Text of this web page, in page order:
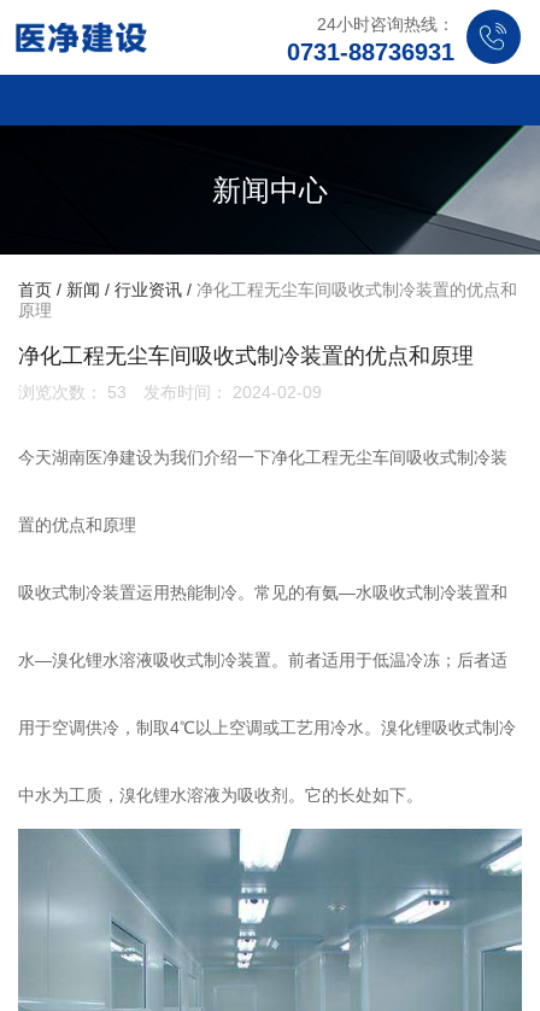
24小时咨询热线：
0731-88736931
新闻中心
首页 / 新闻 / 行业资讯 / 净化工程无尘车间吸收式制冷装置的优点和
原理
净化工程无尘车间吸收式制冷装置的优点和原理
浏览次数： 53 发布时间： 2024-02-09
今天湖南医净建设为我们介绍一下净化工程无尘车间吸收式制冷装
置的优点和原理
吸收式制冷装置运用热能制冷。常见的有氨—水吸收式制冷装置和
水—溴化锂水溶液吸收式制冷装置。前者适用于低温冷冻；后者适
用于空调供冷，制取4℃以上空调或工艺用冷水。溴化锂吸收式制冷
中水为工质，溴化锂水溶液为吸收剂。它的长处如下。